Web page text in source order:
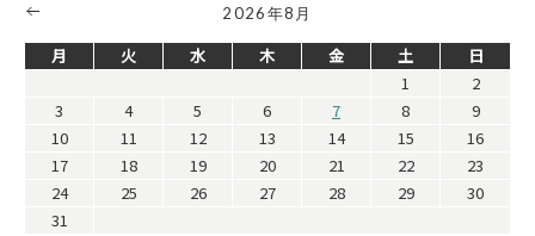
2026年8月
月 火 水 木 金 土
日
1
2
3
4 5 6 7 8
9
10
11 12 13 14 15
16
17
18 19 20 21 22
23
24
25 26 27 28 29
30
31